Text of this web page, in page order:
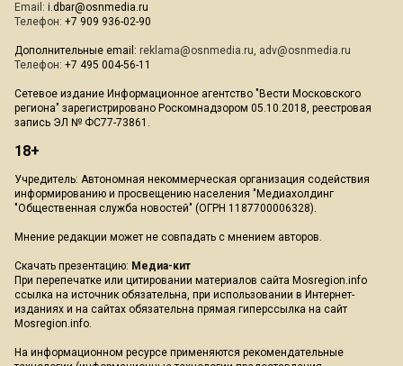
Email: i.dbar@osnmedia.ru
Телефон: +7 909 936-02-90
Дополнительные email: reklama@osnmedia.ru, adv@osnmedia.ru
Телефон: +7 495 004-56-11
Сетевое издание Информационное агентство "Вести Московского
региона" зарегистрировано Роскомнадзором 05.10.2018, реестровая
запись ЭЛ № ФС77-73861.
18+
Учредитель: Автономная некоммерческая организация содействия
информированию и просвещению населения "Медиахолдинг
"Общественная служба новостей" (ОГРН 1187700006328).
Мнение редакции может не совпадать с мнением авторов.
Скачать презентацию: Медиа-кит
При перепечатке или цитировании материалов сайта Mosregion.info
ссылка на источник обязательна, при использовании в Интернет-
изданиях и на сайтах обязательна прямая гиперссылка на сайт
Mosregion.info.
На информационном ресурсе применяются рекомендательные